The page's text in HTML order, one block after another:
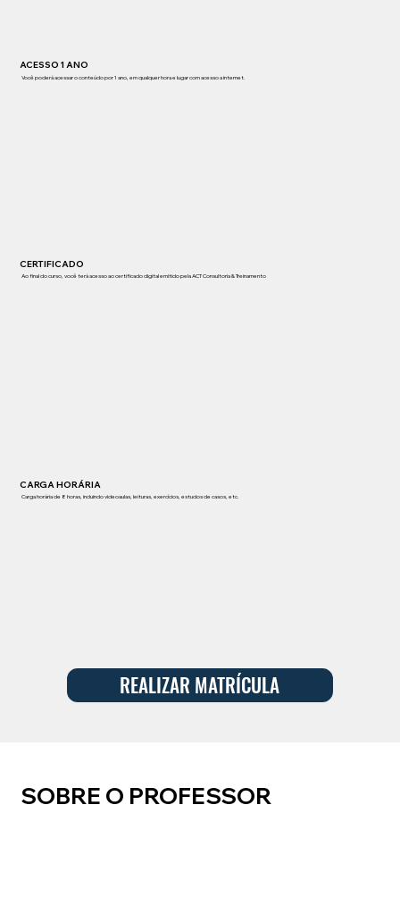
ACESSO 1 ANO
Você poderá acessar o conteúdo por 1 ano, em qualquer hora e lugar com acesso a internet.
CERTIFICADO
Ao final do curso, você terá acesso ao certificado digital emitido pela ACT Consultoria & Treinamento​
CARGA HORÁRIA
Carga horária de 8 horas, incluindo videoaulas, leituras, exercícios, estudos de casos, etc.
REALIZAR MATRÍCULA
SOBRE O PROFESSOR